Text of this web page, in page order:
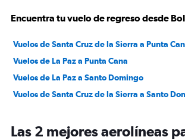
Encuentra tu vuelo de regreso desde
Vuelos de Santa Cruz de la Sierra a Punta
Vuelos de La Paz a Punta Cana
Vuelos de La Paz a Santo Domingo
Vuelos de Santa Cruz de la Sierra a Santo
Las 2 mejores aerolíneas